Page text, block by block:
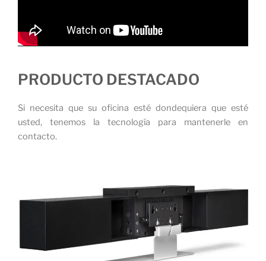
PRODUCTO DESTACADO
Si necesita que su oficina esté dondequiera que esté
usted, tenemos la tecnología para mantenerle en
contacto.